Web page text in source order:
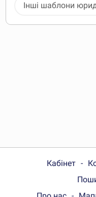
Інші шаблони
завантаження
Кабінет